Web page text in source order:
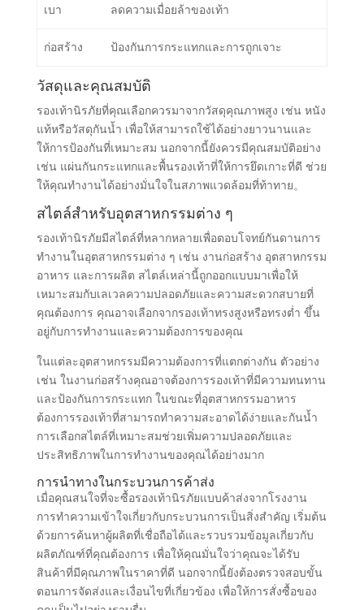
เบา ลดความเมื่อยล้าของเท้า
ก่อสร้าง ป้องกันการกระแทกและการถูกเจาะ
วัสดุและคุณสมบัติ
รองเท้านิรภัยที่คุณเลือกควรมาจากวัสดุคุณภาพสูง เช่น หนัง
แท้หรือวัสดุกันน้ำ เพื่อให้สามารถใช้ได้อย่างยาวนานและ
ให้การป้องกันที่เหมาะสม นอกจากนี้ยังควรมีคุณสมบัติอย่าง
เช่น แผ่นกันกระแทกและพื้นรองเท้าที่ให้การยึดเกาะที่ดี ช่วย
ให้คุณทำงานได้อย่างมั่นใจในสภาพแวดล้อมที่ท้าทาย。
สไตล์สำหรับอุตสาหกรรมต่าง ๆ
รองเท้านิรภัยมีสไตล์ที่หลากหลายเพื่อตอบโจทย์กันดานการ
ทำงานในอุตสาหกรรมต่าง ๆ เช่น งานก่อสร้าง อุตสาหกรรม
อาหาร และการผลิต สไตล์เหล่านี้ถูกออกแบบมาเพื่อให้
เหมาะสมกับเลเวลความปลอดภัยและความสะดวกสบายที่
คุณต้องการ คุณอาจเลือกจากรองเท้าทรงสูงหรือทรงต่ำ ขึ้น
อยู่กับการทำงานและความต้องการของคุณ
ในแต่ละอุตสาหกรรมมีความต้องการที่แตกต่างกัน ตัวอย่าง
เช่น ในงานก่อสร้างคุณอาจต้องการรองเท้าที่มีความทนทาน
และป้องกันการกระแทก ในขณะที่อุตสาหกรรมอาหาร
ต้องการรองเท้าที่สามารถทำความสะอาดได้ง่ายและกันน้ำ
การเลือกสไตล์ที่เหมาะสมช่วยเพิ่มความปลอดภัยและ
ประสิทธิภาพในการทำงานของคุณได้อย่างมาก
การนำทางในกระบวนการค้าส่ง
เมื่อคุณสนใจที่จะซื้อรองเท้านิรภัยแบบค้าส่งจากโรงงาน
การทำความเข้าใจเกี่ยวกับกระบวนการเป็นสิ่งสำคัญ เริ่มต้น
ด้วยการค้นหาผู้ผลิตที่เชื่อถือได้และรวบรวมข้อมูลเกี่ยวกับ
ผลิตภัณฑ์ที่คุณต้องการ เพื่อให้คุณมั่นใจว่าคุณจะได้รับ
สินค้าที่มีคุณภาพในราคาที่ดี นอกจากนี้ยังต้องตรวจสอบขั้น
ตอนการจัดส่งและเงื่อนไขที่เกี่ยวข้อง เพื่อให้การสั่งซื้อของ